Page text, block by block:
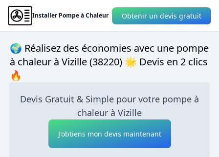
Installer Pompe à Chaleur Obtenir un devis gratuit
🌍 Réalisez des économies avec une pompe
à chaleur à Vizille (38220) 🌟 Devis en 2 clics
🔥
Devis Gratuit & Simple pour votre pompe à
chaleur à Vizille
J'obtiens mon devis maintenant